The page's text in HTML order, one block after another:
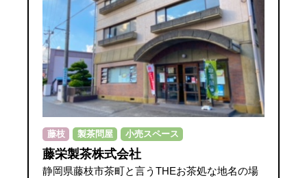
藤枝 製茶問屋 小売スペース
藤栄製茶株式会社
静岡県藤枝市茶町と言うTHEお茶処な地名の場